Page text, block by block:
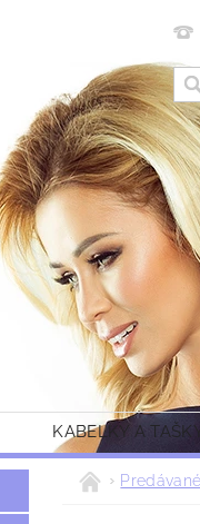
KABELKY A TAŠKY